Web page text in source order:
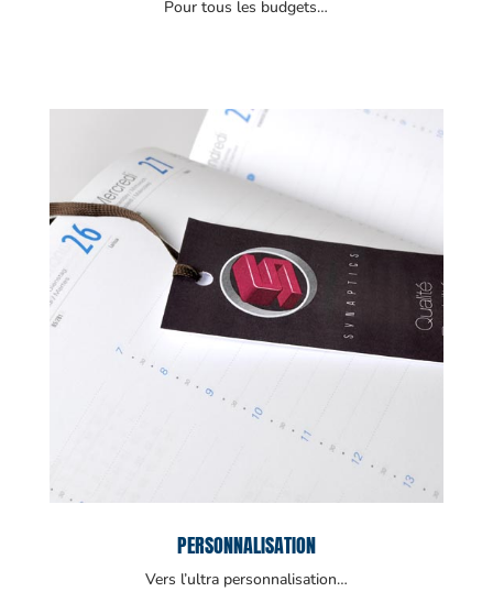
Pour tous les budgets…
PERSONNALISATION
Vers l’ultra personnalisation…